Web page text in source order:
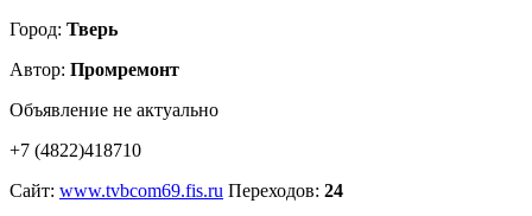
Город: Тверь
Автор: Промремонт
Объявление не актуально
+7 (4822)418710
Сайт: www.tvbcom69.fis.ru Переходов: 24